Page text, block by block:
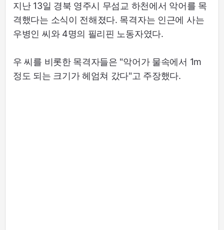
지난 13일 경북 영주시 무섬교 하천에서 악어를 목
격했다는 소식이 전해졌다. 목격자는 인근에 사는
우병인 씨와 4명의 필리핀 노동자였다.
우 씨를 비롯한 목격자들은 "악어가 물속에서 1m
정도 되는 크기가 헤엄쳐 갔다"고 주장했다.